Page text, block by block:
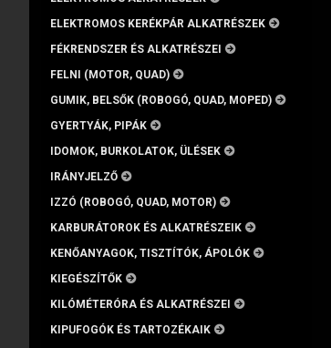
ELEKTROMOS KERÉKPÁR ALKATRÉSZEK
FÉKRENDSZER ÉS ALKATRÉSZEI
FELNI (MOTOR, QUAD)
GUMIK, BELSŐK (ROBOGÓ, QUAD, MOPED)
GYERTYÁK, PIPÁK
IDOMOK, BURKOLATOK, ÜLÉSEK
IRÁNYJELZŐ
IZZÓ (ROBOGÓ, QUAD, MOTOR)
KARBURÁTOROK ÉS ALKATRÉSZEIK
KENŐANYAGOK, TISZTÍTÓK, ÁPOLÓK
KIEGÉSZÍTŐK
KILÓMÉTERÓRA ÉS ALKATRÉSZEI
KIPUFOGÓK ÉS TARTOZÉKAIK